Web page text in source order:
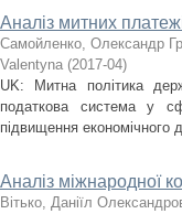
Аналіз митних
Самойленко, Олександр
Valentyna (2017-04)
UK: Митна політика
податкова система у
підвищення економічного
Аналіз міжнародної
Вітько, Даніїл